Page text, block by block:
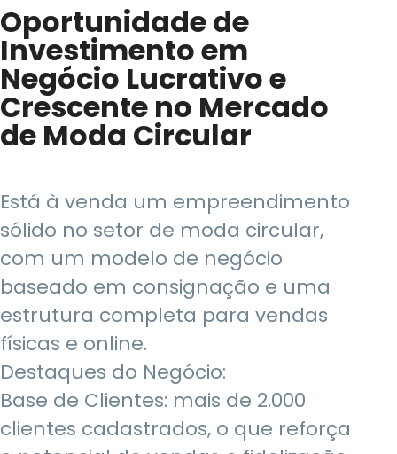
Oportunidade de
Investimento em
Negócio Lucrativo e
Crescente no Mercado
de Moda Circular
Está à venda um empreendimento
sólido no setor de moda circular,
com um modelo de negócio
baseado em consignação e uma
estrutura completa para vendas
físicas e online.
Destaques do Negócio:
Base de Clientes: mais de 2.000
clientes cadastrados, o que reforça